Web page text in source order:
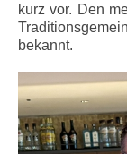
kurz vor. Den
bekannt.